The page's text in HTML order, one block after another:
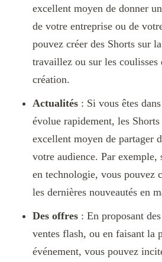
excellent moyen de donner
de votre entreprise ou de
pouvez créer des Shorts sur
travaillez ou sur les coulisses
création.
Actualités : Si vous êtes
évolue rapidement, les
excellent moyen de partager
votre audience. Par exemple,
en technologie, vous pouvez
les dernières nouveautés en
Des offres : En proposant
ventes flash, ou en faisant la
événement, vous pouvez